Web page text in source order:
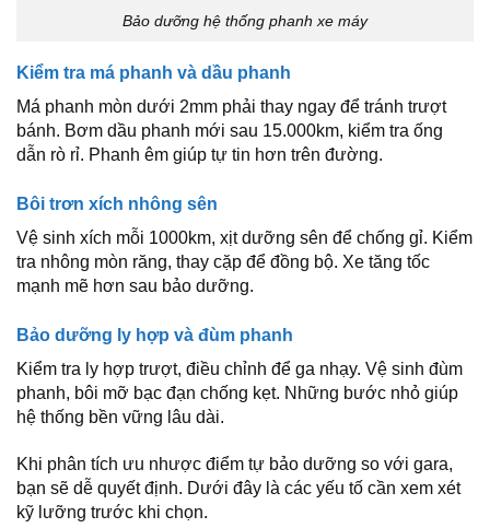
Bảo dưỡng hệ thống phanh xe máy
Kiểm tra má phanh và dầu phanh
Má phanh mòn dưới 2mm phải thay ngay để tránh trượt
bánh. Bơm dầu phanh mới sau 15.000km, kiểm tra ống
dẫn rò rỉ. Phanh êm giúp tự tin hơn trên đường.
Bôi trơn xích nhông sên
Vệ sinh xích mỗi 1000km, xịt dưỡng sên để chống gỉ. Kiểm
tra nhông mòn răng, thay cặp để đồng bộ. Xe tăng tốc
mạnh mẽ hơn sau bảo dưỡng.
Bảo dưỡng ly hợp và đùm phanh
Kiểm tra ly hợp trượt, điều chỉnh để ga nhạy. Vệ sinh đùm
phanh, bôi mỡ bạc đạn chống kẹt. Những bước nhỏ giúp
hệ thống bền vững lâu dài.
Khi phân tích ưu nhược điểm tự bảo dưỡng so với gara,
bạn sẽ dễ quyết định. Dưới đây là các yếu tố cần xem xét
kỹ lưỡng trước khi chọn.